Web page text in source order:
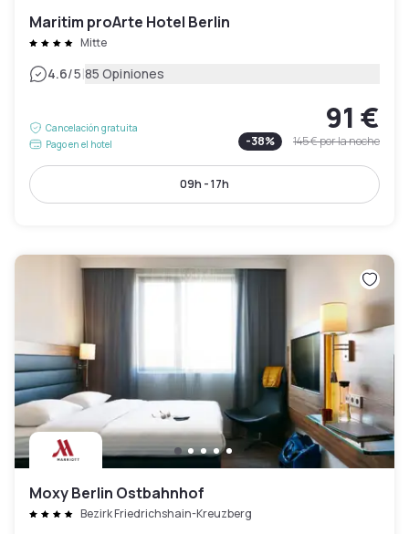
Maritim proArte Hotel Berlin
Mitte
4.6/5|85 Opiniones
Cancelación gratuita
Pago en el hotel
91 €
-38% 145 €por la noche
09h - 17h
Moxy Berlin Ostbahnhof
Bezirk Friedrichshain-Kreuzberg